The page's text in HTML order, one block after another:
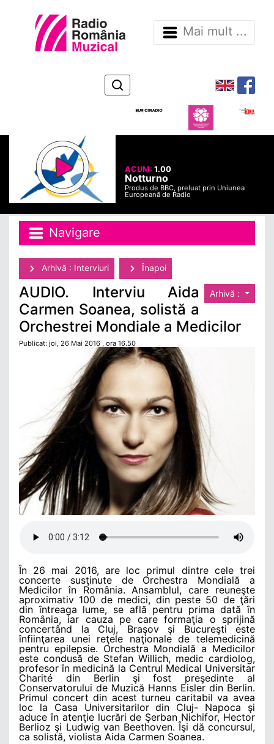
Mai mult ...
ACUM:1.00
Notturno
Produs de BBC, preluat prin Uniunea
Europeană de Radio
Navigare
Arhivă : Interviuri Înapoi
Arhivă :
AUDIO. Interviu Aida
Carmen Soanea, solistă a
Orchestrei Mondiale a Medicilor
Publicat: joi, 26 Mai 2016 , ora 16.50
În 26 mai 2016, are loc primul dintre cele trei
concerte susţinute de Orchestra Mondială a
Medicilor în România. Ansamblul, care reuneşte
aproximativ 100 de medici, din peste 50 de ţări
din întreaga lume, se află pentru prima dată în
România, iar cauza pe care formaţia o sprijină
concertând la Cluj, Braşov şi Bucureşti este
înfiinţarea unei reţele naţionale de telemedicină
pentru epilepsie. Orchestra Mondială a Medicilor
este condusă de Stefan Willich, medic cardiolog,
profesor în medicină la Centrul Medical Universitar
Charité din Berlin şi fost preşedinte al
Conservatorului de Muzică Hanns Eisler din Berlin.
Primul concert din acest turneu caritabil va avea
loc la Casa Universitarilor din Cluj- Napoca şi
aduce în atenţie lucrări de Şerban Nichifor, Hector
Berlioz şi Ludwig van Beethoven. Îşi dă concursul,
ca solistă, violista Aida Carmen Soanea.